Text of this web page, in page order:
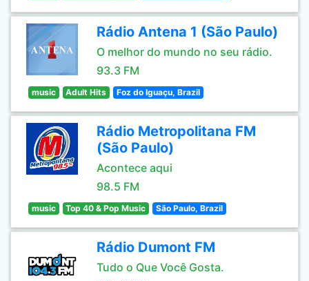
Rádio Antena 1 (São Paulo)
O melhor do mundo no seu rádio.
93.3 FM
music Adult Hits Foz do Iguaçu, Brazil
Rádio Metropolitana FM
(São Paulo)
Acontece aqui
98.5 FM
music Top 40 & Pop Music São Paulo, Brazil
Rádio Dumont FM
Tudo o Que Você Gosta.